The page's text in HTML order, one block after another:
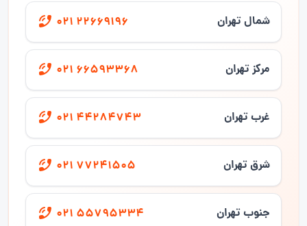
شمال تهران 021 22669196
مرکز تهران 021 66593368
غرب تهران 021 44284743
شرق تهران 021 77241505
جنوب تهران 021 55795334